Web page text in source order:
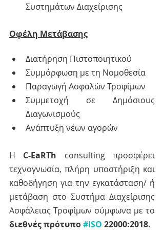
Συστημάτων Διαχείρισης
Οφέλη Μετάβασης
Διατήρηση Πιστοποιητικού
Συμμόρφωση με τη Νομοθεσία
Παραγωγή Ασφαλών Τροφίμων
Συμμετοχή σε Δημόσιους
Διαγωνισμούς
Ανάπτυξη νέων αγορών
H C-EaRTh consulting προσφέρει
τεχνογνωσία, πλήρη υποστήριξη και
καθοδήγηση για την εγκατάσταση/ ή
μετάβαση στο Συστήμα Διαχείρισης
διεθνές πρότυπο #ISO 22000:2018.